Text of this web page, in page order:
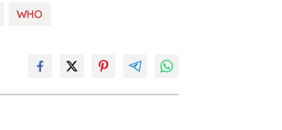
WHO